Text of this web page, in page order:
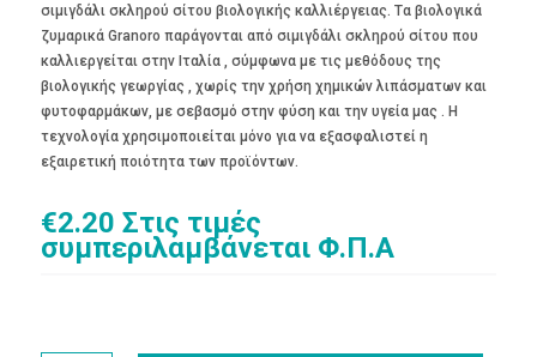
σιμιγδάλι σκληρού σίτου βιολογικής καλλιέργειας. Tα βιολογικά
ζυμαρικά Granoro παράγονται από σιμιγδάλι σκληρού σίτου που
καλλιεργείται στην Ιταλία , σύμφωνα με τις μεθόδους της
βιολογικής γεωργίας , χωρίς την χρήση χημικών λιπάσματων και
φυτοφαρμάκων, με σεβασμό στην φύση και την υγεία μας . Η
τεχνολογία χρησιμοποιείται μόνο για να εξασφαλιστεί η
εξαιρετική ποιότητα των προϊόντων.
€2.20 Στις τιμές
συμπεριλαμβάνεται Φ.Π.Α